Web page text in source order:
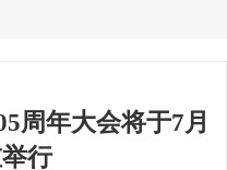
周年大会将于7月
行